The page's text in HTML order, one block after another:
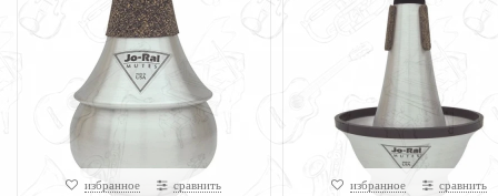
избранное сравнить избранное сравнить